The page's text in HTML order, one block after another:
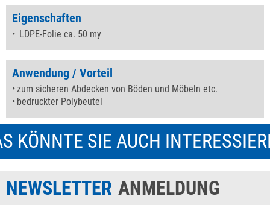
Eigenschaften
LDPE-Folie ca. 50 my
Anwendung / Vorteil
zum sicheren Abdecken von Böden und Möbeln etc.
bedruckter Polybeutel
KÖNNTE SIE AUCH
NEWSLETTER ANMELDUNG